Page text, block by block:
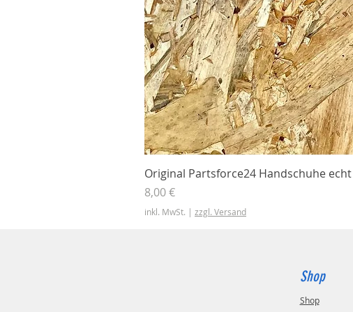
Original Partsforce24 Handschuhe echt
Preis
8,00 €
inkl. MwSt. | zzgl. Versand
Shop
Shop